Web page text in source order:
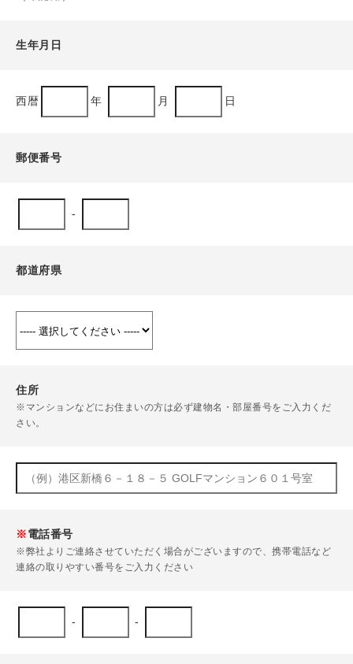
生年月日
西暦 年 月 日
郵便番号
-
都道府県
住所
※マンションなどにお住まいの方は必ず建物名・部屋番号をご入力くだ
さい。
※電話番号
※弊社よりご連絡させていただく場合がございますので、携帯電話など
連絡の取りやすい番号をご入力ください
- -